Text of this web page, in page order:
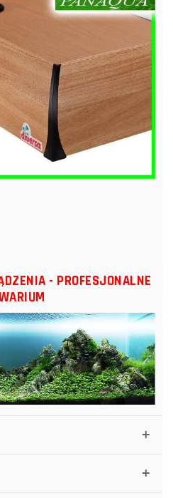
- PROFESJONALNE